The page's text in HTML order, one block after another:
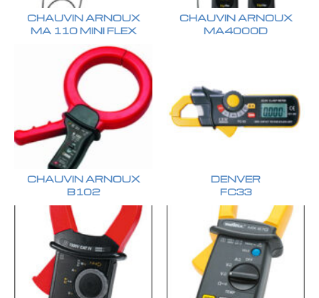
CHAUVIN ARNOUX
MA 110 MINI FLEX
CHAUVIN ARNOUX
MA4000D
CHAUVIN ARNOUX
B102
DENVER
FC33